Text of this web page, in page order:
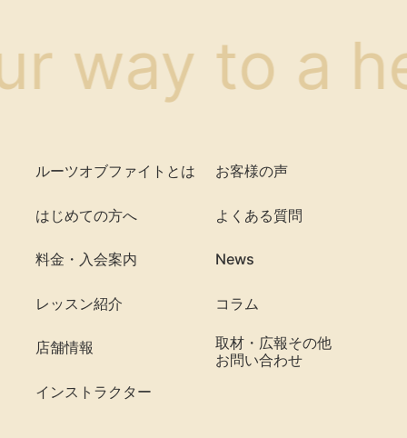
way to a
ルーツオブファイトとは
はじめての方へ
料金・入会案内
レッスン紹介
店舗情報
インストラクター
お客様の声
よくある質問
News
コラム
取材・広報その他
お問い合わせ